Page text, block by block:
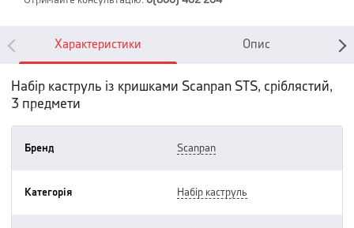
Характеристики Опис
Набір каструль із кришками Scanpan STS, сріблястий,
3 предмети
Бренд scanpan
Категорія набір каструль